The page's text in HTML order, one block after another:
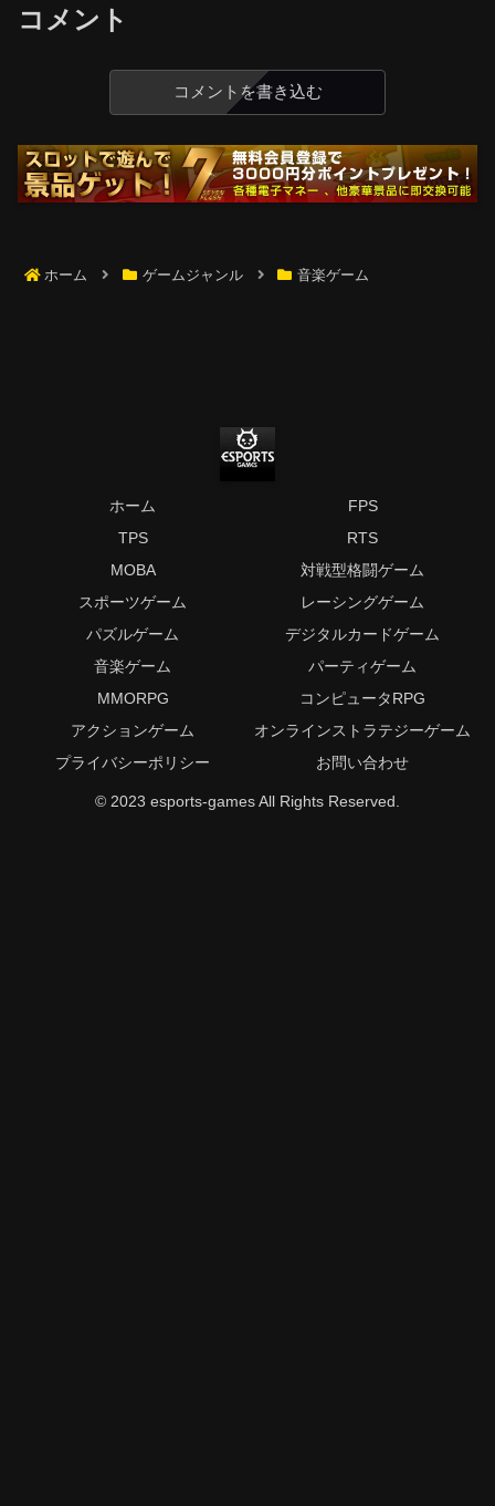
コメント
コメントを書き込む
ホーム ゲームジャンル 音楽ゲーム
ホーム
FPS
TPS
RTS
MOBA
対戦型格闘ゲーム
スポーツゲーム
レーシングゲーム
パズルゲーム
デジタルカードゲーム
音楽ゲーム
パーティゲーム
MMORPG
コンピュータRPG
アクションゲーム
オンラインストラテジーゲーム
プライバシーポリシー
お問い合わせ
© 2023 esports-games All Rights Reserved.